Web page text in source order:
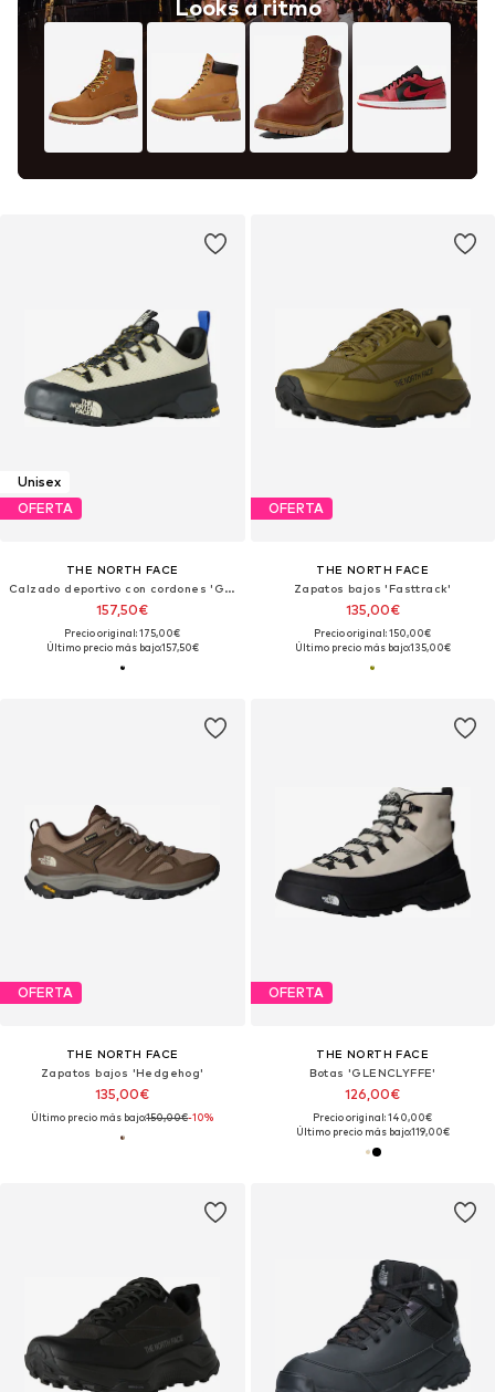
Looks a ritmo
Unisex
OFERTA
THE NORTH FACE
Calzado deportivo con cordones 'Glenclyffe'
157,50€
Precio original: 175,00€
Último precio más bajo:157,50€
OFERTA
THE NORTH FACE
Zapatos bajos 'Fasttrack'
135,00€
Precio original: 150,00€
Último precio más bajo:135,00€
OFERTA
THE NORTH FACE
Zapatos bajos 'Hedgehog'
135,00€
Último precio más bajo:150,00€-10%
OFERTA
THE NORTH FACE
Botas 'GLENCLYFFE'
126,00€
Precio original: 140,00€
Último precio más bajo:119,00€